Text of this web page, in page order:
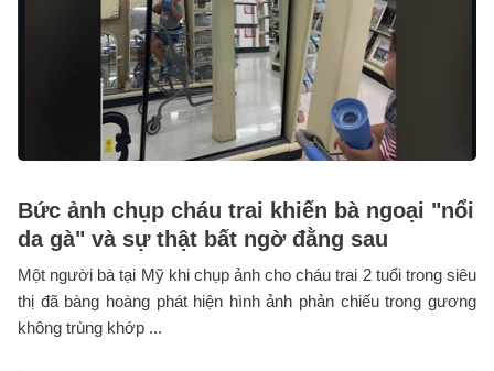
Bức ảnh chụp cháu trai khiến bà ngoại "nổi
da gà" và sự thật bất ngờ đằng sau
Một người bà tại Mỹ khi chụp ảnh cho cháu trai 2 tuổi trong siêu
thị đã bàng hoàng phát hiện hình ảnh phản chiếu trong gương
không trùng khớp ...